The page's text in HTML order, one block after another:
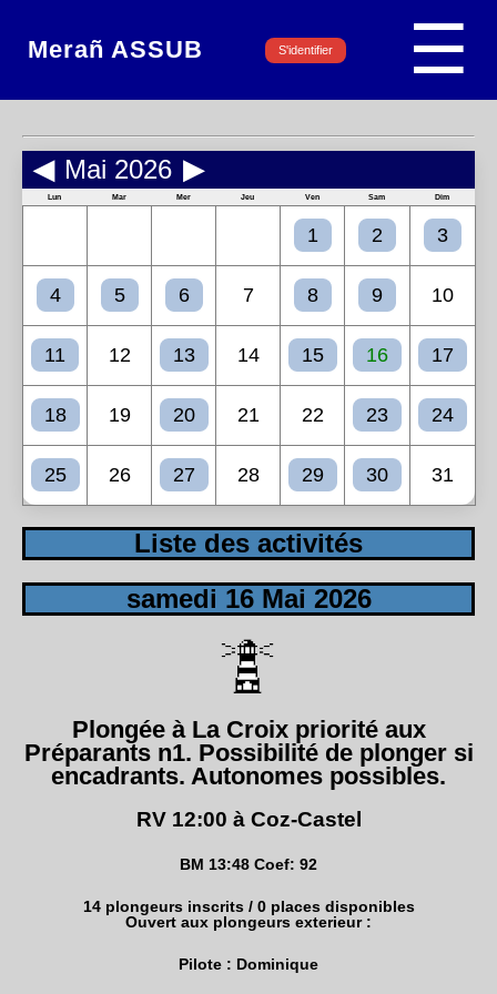
Merañ ASSUB S'identifier ☰
◀ Mai 2026 ▶
Lun Mar Mer Jeu Ven Sam Dim
1 2 3
4 5 6 7 8 9 10
11 12 13 14 15 16 17
18 19 20 21 22 23 24
25 26 27 28 29 30 31
Liste des activités
samedi 16 Mai 2026
Plongée à La Croix priorité aux
Préparants n1. Possibilité de plonger si
encadrants. Autonomes possibles.
RV 12:00 à Coz-Castel
BM 13:48 Coef: 92
14 plongeurs inscrits / 0 places disponibles
Ouvert aux plongeurs exterieur :
Pilote : Dominique